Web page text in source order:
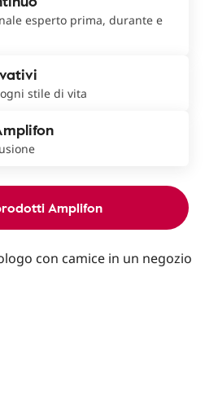
esperto prima, durante e
stile di vita
Amplifon